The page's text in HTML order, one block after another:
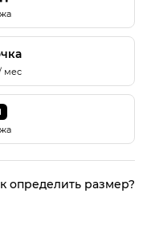
мес
определить размер?